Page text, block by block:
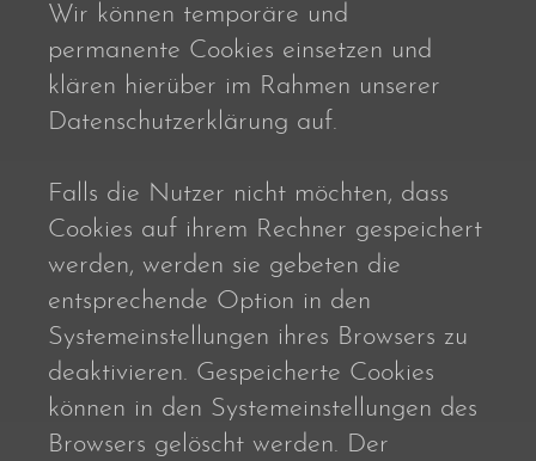
Wir können temporäre und
permanente Cookies einsetzen und
klären hierüber im Rahmen unserer
Datenschutzerklärung auf.
Falls die Nutzer nicht möchten, dass
Cookies auf ihrem Rechner gespeichert
werden, werden sie gebeten die
entsprechende Option in den
Systemeinstellungen ihres Browsers zu
deaktivieren. Gespeicherte Cookies
können in den Systemeinstellungen des
Browsers gelöscht werden. Der